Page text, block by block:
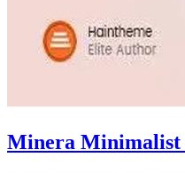
Minera Minimalist